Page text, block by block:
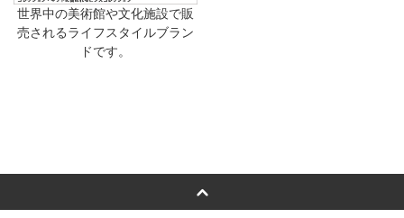
世界中の美術館や文化施設で販
売されるライフスタイルブラン
ドです。